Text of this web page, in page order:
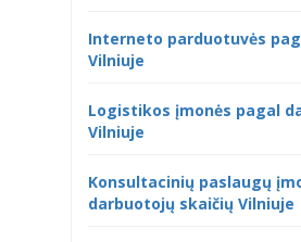
Interneto parduotuvės
Vilniuje
Logistikos įmonės pagal
Vilniuje
Konsultacinių paslaugų
darbuotojų skaičių Vilniuje